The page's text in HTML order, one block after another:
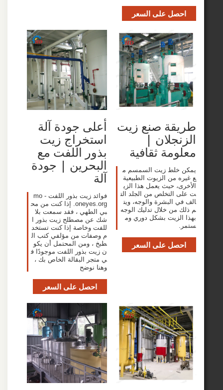
على السعر
صنع زيت
|
ثقافية
زيت السمسم م
من الزيوت الطبيعية
حيث يعمل هذا الزي
من الجلد الت
البشرة والوجه، ويت
خلال تدليك الوجه
بشكل دوري وم
على السعر
أعلى جودة آلة
استخراج زيت
بذور اللفت مع
البحرين | جودة
آلة
فوائد زيت بذور اللفت - mo
oneyes.org. إذا كنت من مح
بي الطهي ، فقد سمعت بلا
شك عن مصطلح زيت بذور ا
للفت وخاصة إذا كنت تستخد
م وصفات من مؤلفي كتب ال
طبخ ، ومن المحتمل أن يكو
ن زيت بذور اللفت موجودًا ف
ي متجر البقالة الخاص بك ،
احصل على السعر